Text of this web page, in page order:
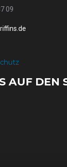
09
AUF DEN